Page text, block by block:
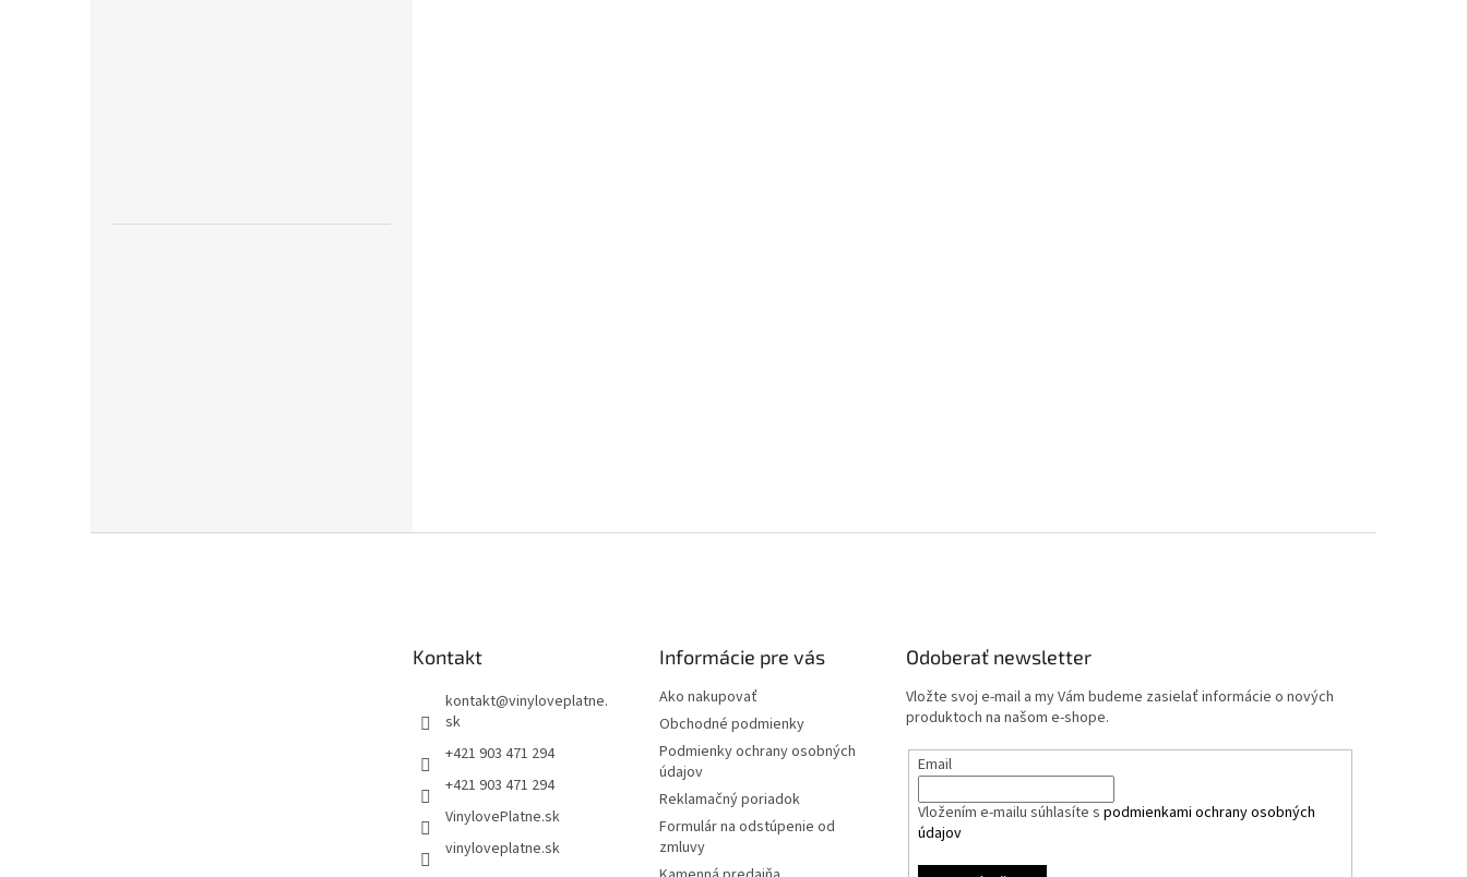
Kontakt
kontakt@vinyloveplatne.
sk
+421 903 471 294
+421 903 471 294
VinylovePlatne.sk
vinyloveplatne.sk
Informácie pre vás
Ako nakupovať
Obchodné podmienky
Podmienky ochrany osobných
údajov
Reklamačný poriadok
Formulár na odstúpenie od
zmluvy
Odoberať newsletter
Vložte svoj e-mail a my Vám budeme zasielať informácie o nových
produktoch na našom e-shope.
Email
Vložením e-mailu súhlasíte spodmienkami ochrany osobných
údajov